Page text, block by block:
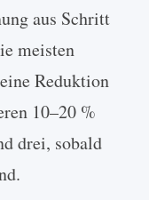
aus Schritt
meisten
Reduktion
10–20 %
drei, sobald